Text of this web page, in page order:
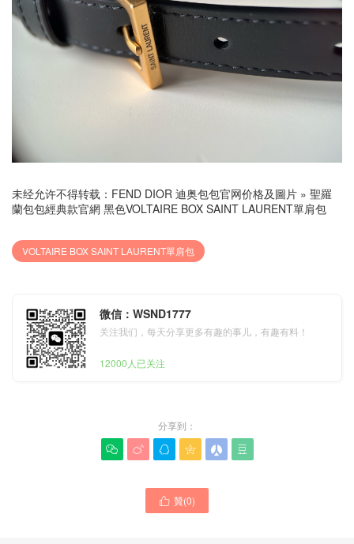
未经允许不得转载： FEND DIOR 迪奥包包官网价格及圖片 » 聖羅
蘭包包經典款官網 黑色VOLTAIRE BOX SAINT LAURENT單肩包
VOLTAIRE BOX SAINT LAURENT單肩包
微信：WSND1777
关注我们，每天分享更多有趣的事儿，有趣有料！
12000人已关注
分享到：
     
 贊(0)